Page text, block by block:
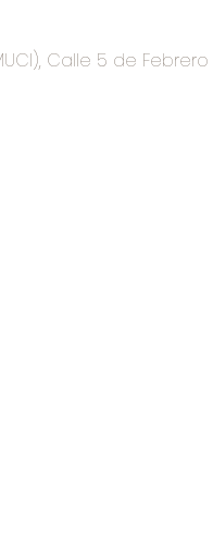
Calle 5 de